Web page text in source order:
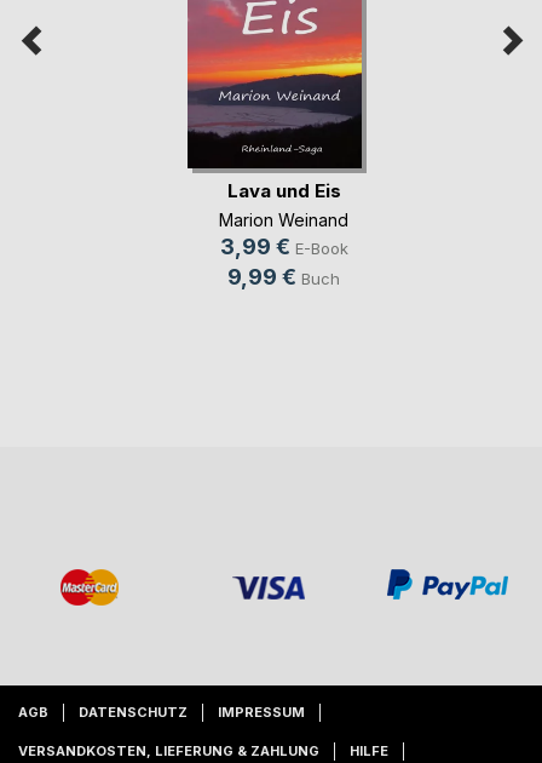
Lava und Eis
Marion Weinand
3,99 € E-Book
9,99 € Buch
AGB DATENSCHUTZ IMPRESSUM
VERSANDKOSTEN, LIEFERUNG & ZAHLUNG HILFE